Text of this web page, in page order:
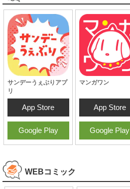
サンデーうぇぶりアプ
リ
App Store
Google Play
マンガワン
App Store
Google Play
WEBコミック